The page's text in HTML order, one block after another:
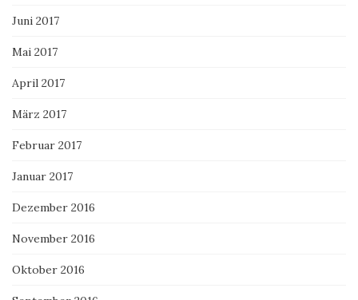
Juni 2017
Mai 2017
April 2017
März 2017
Februar 2017
Januar 2017
Dezember 2016
November 2016
Oktober 2016